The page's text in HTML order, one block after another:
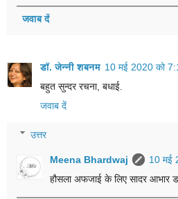
जवाब दें
डॉ. जेन्नी शबनम 10 मई 2020 को
बहुत सुन्दर रचना, बधाई.
जवाब दें
उत्तर
Meena Bhardwaj
10 मई
हौसला अफजाई के लिए सादर आभार